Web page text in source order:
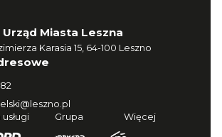
Urząd Miasta Leszna
Karasia 15, 64-100 Leszno
Grupa Więcej